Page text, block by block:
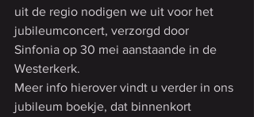
uit de regio nodigen we uit voor het
jubileumconcert, verzorgd door
Sinfonia op 30 mei aanstaande in de
Westerkerk.
Meer info hierover vindt u verder in ons
jubileum boekje, dat binnenkort